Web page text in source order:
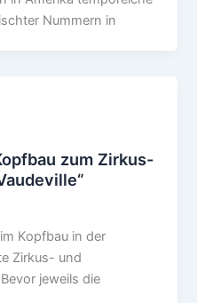
Nummern in
zum Zirkus-
Kopfbau in der
Zirkus- und
jeweils die